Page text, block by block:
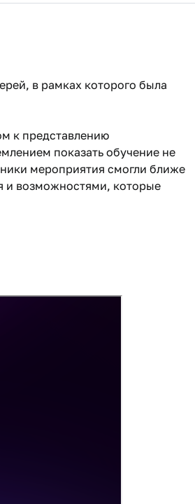
в рамках которого была
к представлению
показать обучение не
мероприятия смогли ближе
и возможностями, которые